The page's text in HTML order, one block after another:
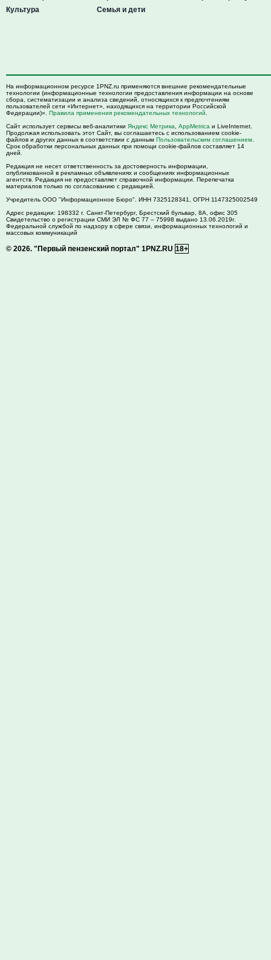
Культура
Семья и дети
На информационном ресурсе 1PNZ.ru применяются внешние рекомендательные
технологии (информационные технологии предоставления информации на основе
сбора, систематизации и анализа сведений, относящихся к предпочтениям
пользователей сети «Интернет», находящихся на территории Российской
Федерации)». Правила применения рекомендательных технологий
Сайт использует сервисы веб-аналитики Яндекс Метрика AppMetrica и LiveInternet.
Продолжая использовать этот Сайт, вы соглашаетесь с использованием cookie-
файлов и других данных в соответствии с данным Пользовательским соглашением
Срок обработки персональных данных при помощи cookie-файлов составляет 14
дней.
Редакция не несет ответственность за достоверность информации,
опубликованной в рекламных объявлениях и сообщениях информационных
агентств. Редакция не предоставляет справочной информации. Перепечатка
материалов только по согласованию с редакцией.
Учредитель ООО "Информационное Бюро". ИНН 7325128341, ОГРН 1147325002549
Адрес редакции: 198332 г. Санкт-Петербург, Брестский бульвар, 8А, офис 305
Свидетельство о регистрации СМИ ЭЛ № ФС 77 – 75998 выдано 13.06.2019г.
Федеральной службой по надзору в сфере связи, информационных технологий и
массовых коммуникаций
© 2026. "Первый пензенский портал" 1PNZ.RU 18+